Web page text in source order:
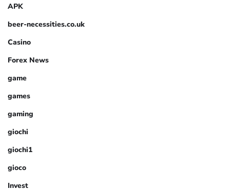
APK
beer-necessities.co.uk
Casino
Forex News
game
games
gaming
giochi
giochi1
gioco
Invest